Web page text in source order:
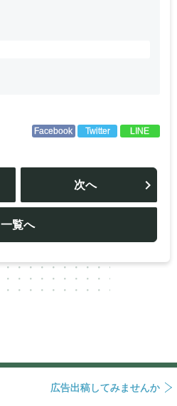
Facebook Twitter LINE
投
ビ
ー
シ
ョ
一覧へ
次へ
広告出稿してみませんか